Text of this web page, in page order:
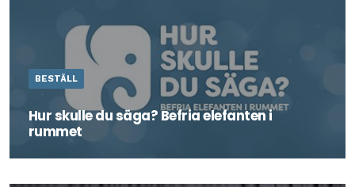
BESTÄLL
Hur skulle du säga? Befria elefanten i
rummet